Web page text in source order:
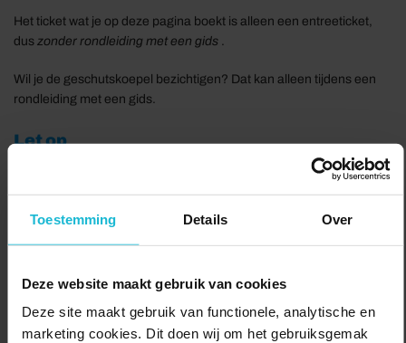
Toestemming Details Over
Deze website maakt gebruik van cookies
Deze site maakt gebruik van functionele, analytische en
marketing cookies. Dit doen wij om het gebruiksgemak
Het ticket wat je op deze pagina boekt is alleen een entreeticket,
dus zonder rondleiding met een gids .
Wil je de geschutskoepel bezichtigen? Dat kan alleen tijdens een
rondleiding met een gids.
Let op
De bovenverdiepingen van het fort zijn slechts bereikbaar via steile
trappen met smalle treden. Hou hier rekening mee bij je bezoek.
Een bezoek aan het fort is niet geschikt voor mindervaliden en
kinderen jonger dan 8 jaar.
Honden mogen niet mee.